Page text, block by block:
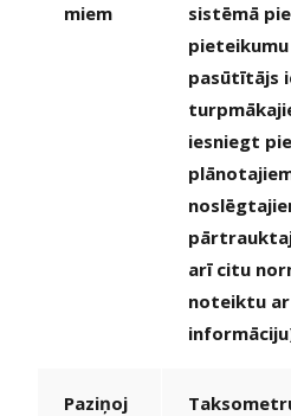
miem
sistēmā
pasūtītājs
iesniegt
arī citu
noteiktu
Paziņoj